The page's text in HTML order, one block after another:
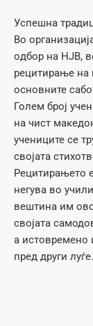
Успешна
Во
oдбор на НЈВ,
рецитирање на
основните
Голем број
на чист
учениците се
својата
Рецитирањето
негува во
вештина им
својата
а истовремено
пред други луѓе.